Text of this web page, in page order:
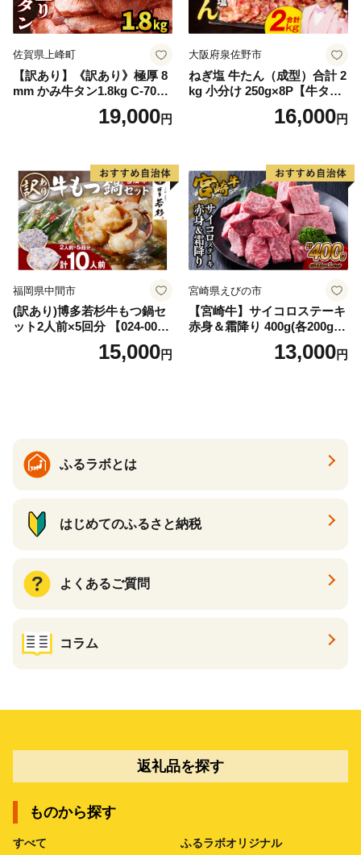
佐賀県上峰町
【訳あり】《訳あり》極厚 8
mm かみ牛タン1.8kg C-709-
19,000円
大阪府泉佐野市
ねぎ塩 牛たん（成型）合計 2
kg 小分け 250g×8P【牛タン
牛肉 焼肉用 薄切り 訳あり サ
16,000円
福岡県中間市
(訳あり)博多若杉牛もつ鍋セ
ット2人前×5回分 【024-002
15,000円
宮崎県えびの市
【宮崎牛】サイコロステーキ
赤身＆霜降り 400g(各200g×
１P 計2P) 真空パック 冷凍
13,000円
ふるラボとは
はじめてのふるさと納税
よくあるご質問
コラム
返礼品を探す
ものから探す
すべて ふるラボオリジナル